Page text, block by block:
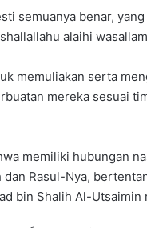
semuanya benar,
alaihi
memuliakan serta
mereka sesuai
memiliki hubungan
Rasul-Nya,
bin Shalih Al-Utsaimin